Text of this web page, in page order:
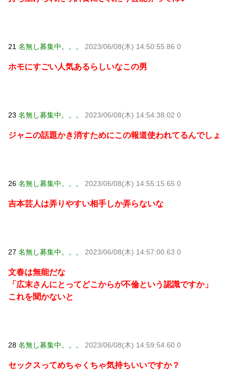
21 名無し募集中。。。 2023/06/08(木) 14:50:55.86 0
ホモにすごい人気あるらしいなこの男
23 名無し募集中。。。 2023/06/08(木) 14:54:38.02 0
ジャニの話題かき消すためにこの報道使われてるんでしょ
26 名無し募集中。。。 2023/06/08(木) 14:55:15.65 0
吉本芸人は弄りやすい相手しか弄らないな
27 名無し募集中。。。 2023/06/08(木) 14:57:00.63 0
文春は無能だな
「広末さんにとってどこからが不倫という認識ですか」
これを聞かないと
28 名無し募集中。。。 2023/06/08(木) 14:59:54.60 0
セックスってめちゃくちゃ気持ちいいですか？